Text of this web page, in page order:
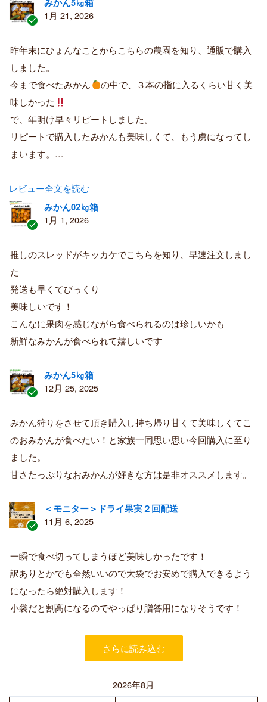
証
済
み
購
者
みかん5㎏箱
1月 21, 2026
昨年末にひょんなことからこちらの農園を知り、通販で購入
しました。
今まで食べたみかん
の中で、３本の指に入るくらい甘く美
味しかった
で、年明け早々リピートしました。
リピートで購入したみかんも美味しくて、もう虜になってし
まいます。…
レビュー全文を読む
証
済
購
者
みかん02㎏箱
1月 1, 2026
推しのスレッドがキッカケでこちらを知り、早速注文しまし
た
発送も早くてびっくり
美味しいです！
こんなに果肉を感じながら食べられるのは珍しいかも
新鮮なみかんが食べられて嬉しいです
証
済
み
購
者
みかん5㎏箱
12月 25, 2025
みかん狩りをさせて頂き購入し持ち帰り甘くて美味しくてこ
のおみかんが食べたい！と家族一同思い思い今回購入に至り
ました。
甘さたっぷりなおみかんが好きな方は是非オススメします。
証
済
み
購
者
＜モニター＞ドライ果実２回配送
11月 6, 2025
一瞬で食べ切ってしまうほど美味しかったです！
訳ありとかでも全然いいので大袋でお安めで購入できるよう
になったら絶対購入します！
小袋だと割高になるのでやっぱり贈答用になりそうです！
さらに読み込む
2026年8月